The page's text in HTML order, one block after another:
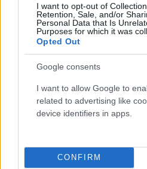
I want to opt-out of
Retention, Sale, and/or
Personal Data that Is
Purposes for which it was
Opted Out
Google consents
I want to allow Google to
related to advertising like
device identifiers in apps.
CONFIRM